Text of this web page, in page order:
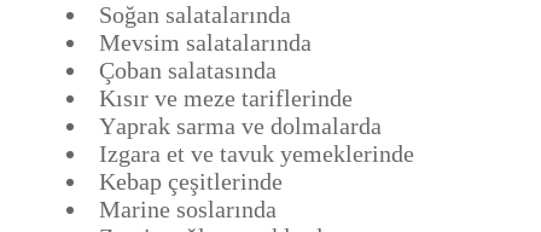
Soğan salatalarında
Mevsim salatalarında
Çoban salatasında
Kısır ve meze tariflerinde
Yaprak sarma ve dolmalarda
Izgara et ve tavuk yemeklerinde
Kebap çeşitlerinde
Marine soslarında